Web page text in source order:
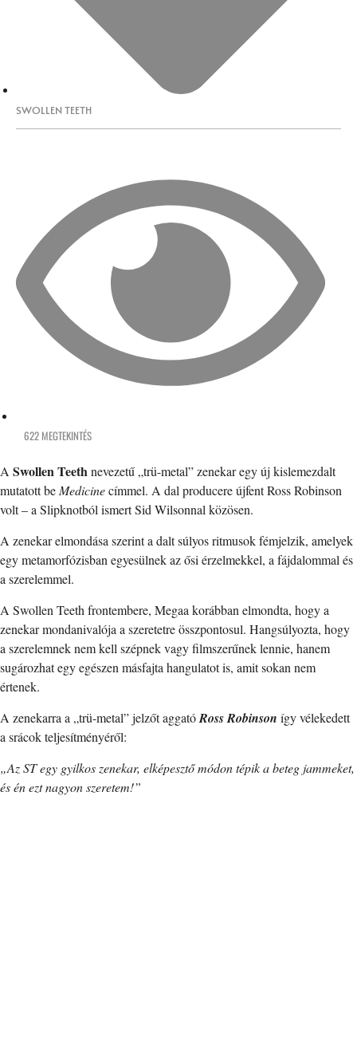
SWOLLEN TEETH
622 MEGTEKINTÉS
A Swollen Teethnevezetű „trü-metal” zenekar egy új kislemezdalt
mutatott be Medicinecímmel. A dal producere újfent Ross Robinson
volt – a Slipknotból ismert Sid Wilsonnal közösen.
A zenekar elmondása szerint a dalt súlyos ritmusok fémjelzik, amelyek
egy metamorfózisban egyesülnek az ősi érzelmekkel, a fájdalommal és
a szerelemmel.
A Swollen Teeth frontembere, Megaa korábban elmondta, hogy a
zenekar mondanivalója a szeretetre összpontosul. Hangsúlyozta, hogy
a szerelemnek nem kell szépnek vagy filmszerűnek lennie, hanem
sugározhat egy egészen másfajta hangulatot is, amit sokan nem
értenek.
A zenekarra a „trü-metal” jelzőt aggatóRoss Robinson így vélekedett
a srácok teljesítményéről:
„Az ST egy gyilkos zenekar, elképesztő módon tépik a beteg jammeket,
és én ezt nagyon szeretem!”